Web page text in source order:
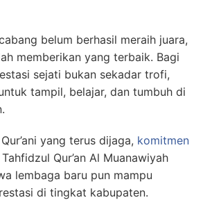
belum berhasil meraih juara,
memberikan yang terbaik. Bagi
sejati bukan sekadar trofi,
tampil, belajar, dan tumbuh di
yang terus dijaga, komitmen
Qur’an Al Muanawiyah
lembaga baru pun mampu
di tingkat kabupaten.